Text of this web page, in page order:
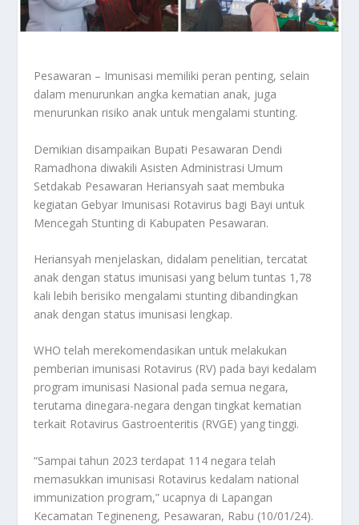
Pesawaran – Imunisasi memiliki peran penting, selain
dalam menurunkan angka kematian anak, juga
menurunkan risiko anak untuk mengalami stunting.
Demikian disampaikan Bupati Pesawaran Dendi
Ramadhona diwakili Asisten Administrasi Umum
Setdakab Pesawaran Heriansyah saat membuka
kegiatan Gebyar Imunisasi Rotavirus bagi Bayi untuk
Mencegah Stunting di Kabupaten Pesawaran.
Heriansyah menjelaskan, didalam penelitian, tercatat
anak dengan status imunisasi yang belum tuntas 1,78
kali lebih berisiko mengalami stunting dibandingkan
anak dengan status imunisasi lengkap.
WHO telah merekomendasikan untuk melakukan
pemberian imunisasi Rotavirus (RV) pada bayi kedalam
program imunisasi Nasional pada semua negara,
terutama dinegara-negara dengan tingkat kematian
terkait Rotavirus Gastroenteritis (RVGE) yang tinggi.
“Sampai tahun 2023 terdapat 114 negara telah
memasukkan imunisasi Rotavirus kedalam national
immunization program,” ucapnya di Lapangan
Kecamatan Tegineneng, Pesawaran, Rabu (10/01/24).